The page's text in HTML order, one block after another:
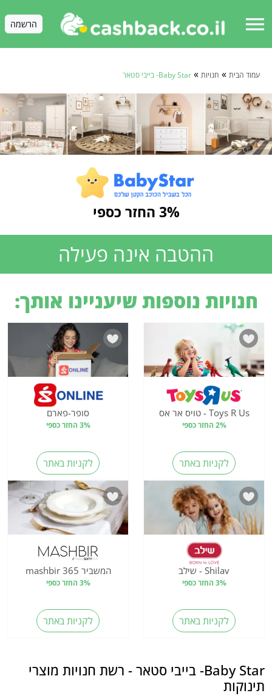
menu הרשמה
עמוד הבית » חנויות » Baby Star- בייבי סטאר
3% החזר כספי
ההטבה אינה פעילה
חנויות נוספות שיעניינו אותך:
Toys R Us - טויס אר אס
2% החזר כספי
לקניות באתר
סופר-פארם
3% החזר כספי
לקניות באתר
Shilav - שילב
3% החזר כספי
לקניות באתר
המשביר 365 mashbir
3% החזר כספי
לקניות באתר
Baby Star- בייבי סטאר - רשת חנויות מוצרי
תינוקות